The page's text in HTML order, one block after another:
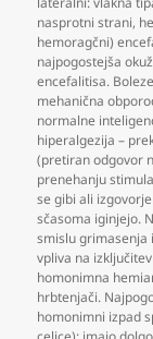
nasprotni strani,
hemoragčni)
najpogostejša
encefalitisa.
mehanična
normalne
hiperalgezija –
(pretiran odgovor
prenehanju
se gibi ali
sčasoma iginjejo.
smislu grimasenja
vpliva na
homonimna
hrbtenjači.
homonimni izpad